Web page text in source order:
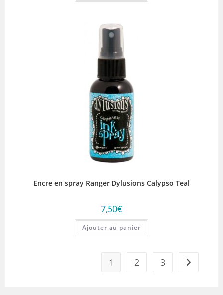
Encre en spray Ranger Dylusions Calypso Teal
7,50€
Ajouter au panier
1 2 3